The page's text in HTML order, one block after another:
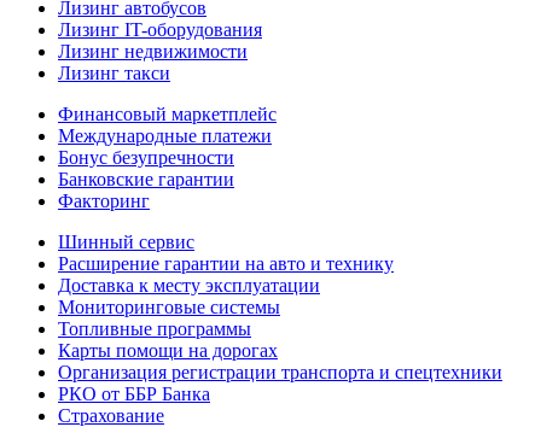
Лизинг автобусов
Лизинг IT-оборудования
Лизинг недвижимости
Лизинг такси
Финансовый маркетплейс
Международные платежи
Бонус безупречности
Банковские гарантии
Факторинг
Шинный сервис
Расширение гарантии на авто и технику
Доставка к месту эксплуатации
Мониторинговые системы
Топливные программы
Карты помощи на дорогах
Организация регистрации транспорта и спецтехники
РКО от ББР Банка
Страхование